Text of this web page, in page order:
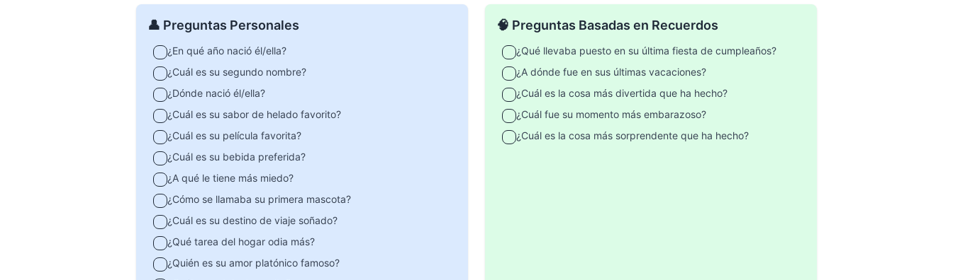
👤 Preguntas Personales
¿En qué año nació él/ella?
¿Cuál es su segundo nombre?
¿Dónde nació él/ella?
¿Cuál es su sabor de helado favorito?
¿Cuál es su película favorita?
¿Cuál es su bebida preferida?
¿A qué le tiene más miedo?
¿Cómo se llamaba su primera mascota?
¿Cuál es su destino de viaje soñado?
¿Qué tarea del hogar odia más?
¿Quién es su amor platónico famoso?
🧠 Preguntas Basadas en Recuerdos
¿Qué llevaba puesto en su última fiesta de cumpleaños?
¿A dónde fue en sus últimas vacaciones?
¿Cuál es la cosa más divertida que ha hecho?
¿Cuál fue su momento más embarazoso?
¿Cuál es la cosa más sorprendente que ha hecho?